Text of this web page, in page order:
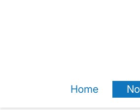
Home